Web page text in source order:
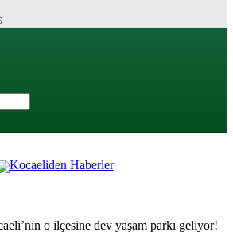
o ilçesine dev yaşam parkı geliyor!